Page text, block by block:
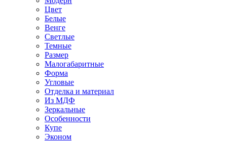
Цвет
Белые
Венге
Светлые
Темные
Размер
Малогабаритные
Форма
Угловые
Отделка и материал
Из МДФ
Зеркальные
Особенности
Купе
Эконом